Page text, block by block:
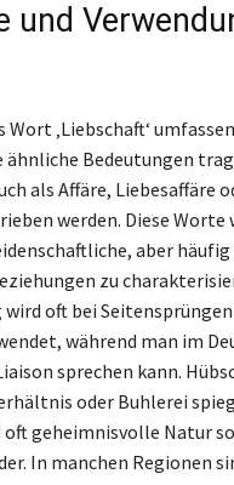
und
Wort ‚Liebschaft‘
ähnliche Bedeutungen
als Affäre, Liebesaffäre
werden. Diese Worte
aber häufig
zu
oft bei
während man im
sprechen kann.
oder Buhlerei
oft geheimnisvolle Natur
In manchen Regionen